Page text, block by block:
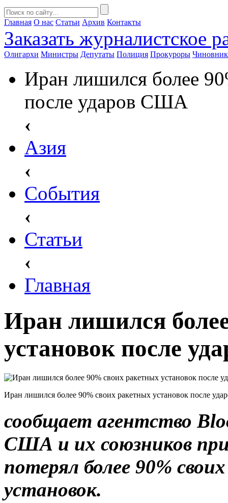
Главная О нас Статьи Архив Контакты
Заказать журналистское
Олигархи Министры Депутаты Полиция Прокуроры
Иран лишился более
после ударов США
‹
Азия
‹
События
‹
Статьи
‹
Главная
Иран лишился
установок после
Иран лишился более 90% своих ракетных установок после
сообщает агентство
США и их союзников
потерял более 90%
установок.